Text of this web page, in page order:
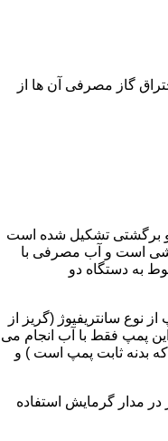
آنکه هوای مورد نیاز جهت احتراق گاز مصرفی آن ها از
و برگشتی تشکیل شده است
است و آب مصرفی با
به دستگاه دو
سانتریفیوژ (گریز از
این پمپ فقط با آب انجام می
بدنه ثابت پمپ است ) و
مدار گرمایش استفاده